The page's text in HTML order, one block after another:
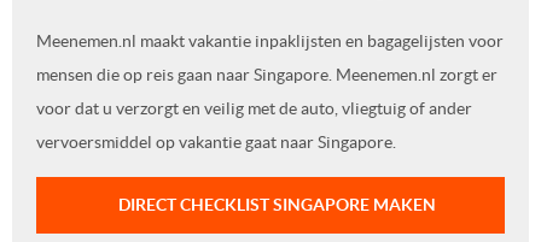
Meenemen.nl maakt vakantie inpaklijsten en bagagelijsten voor
mensen die op reis gaan naar Singapore. Meenemen.nl zorgt er
voor dat u verzorgt en veilig met de auto, vliegtuig of ander
vervoersmiddel op vakantie gaat naar Singapore.
DIRECT CHECKLIST SINGAPORE MAKEN